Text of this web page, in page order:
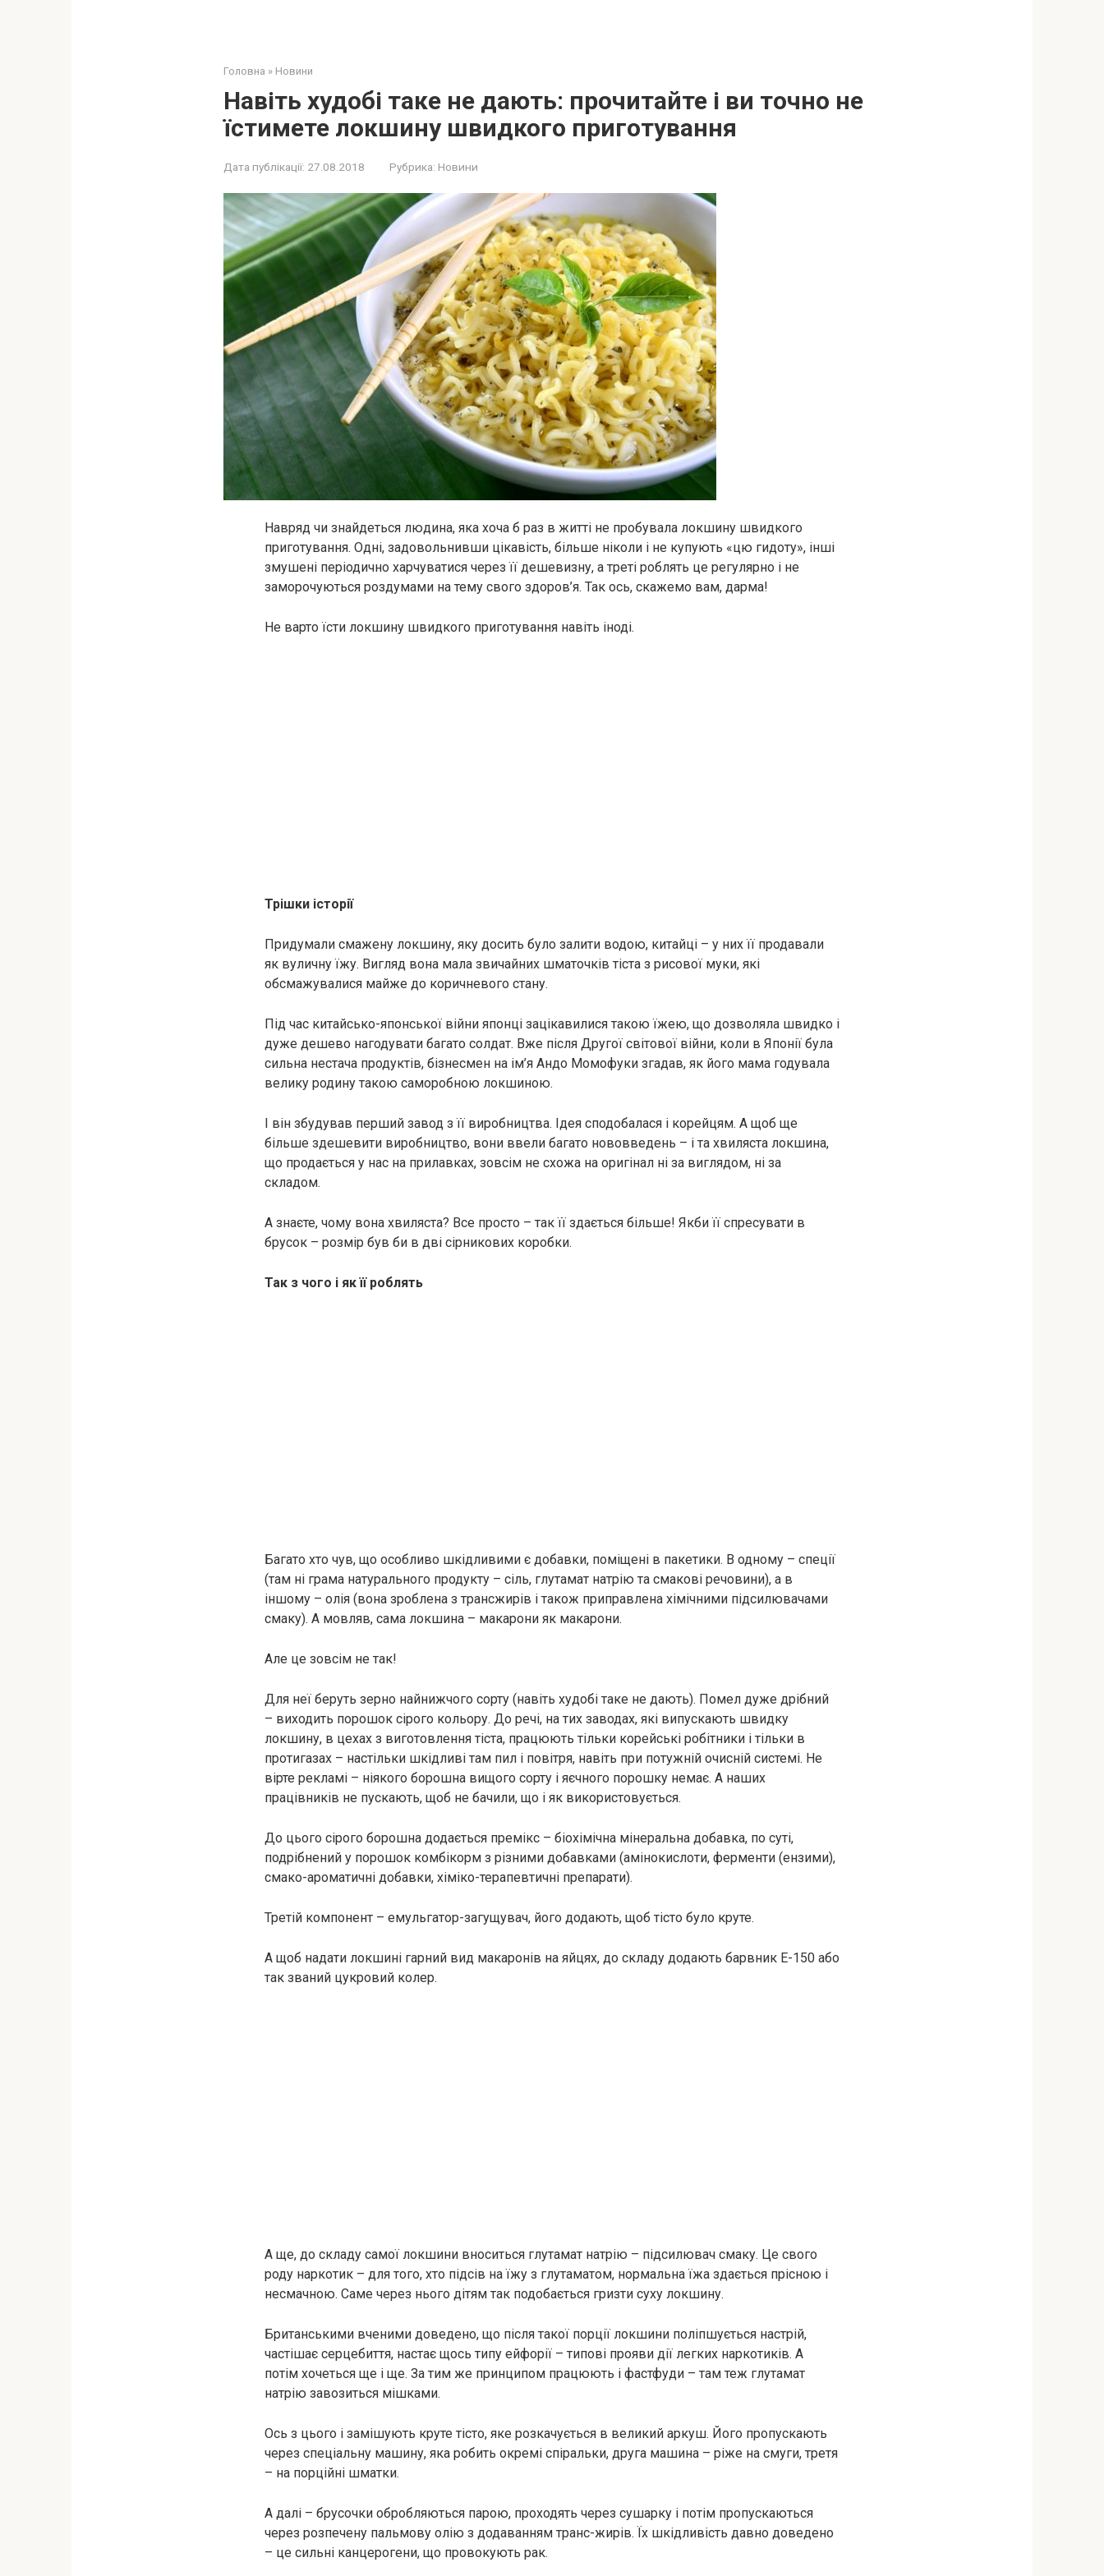
Головна » Новини
Навіть худобі таке не дають: прочитайте і ви точно не
їстимете локшину швидкого приготування
Дата публікації: 27.08.2018 Рубрика: Новини
Навряд чи знайдеться людина, яка хоча б раз в житті не пробувала локшину швидкого
приготування. Одні, задовольнивши цікавість, більше ніколи і не купують «цю гидоту», інші
змушені періодично харчуватися через її дешевизну, а треті роблять це регулярно і не
заморочуються роздумами на тему свого здоров’я. Так ось, скажемо вам, дарма!
Не варто їсти локшину швидкого приготування навіть іноді.
Трішки історії
Придумали смажену локшину, яку досить було залити водою, китайці – у них її продавали
як вуличну їжу. Вигляд вона мала звичайних шматочків тіста з рисової муки, які
обсмажувалися майже до коричневого стану.
Під час китайсько-японської війни японці зацікавилися такою їжею, що дозволяла швидко і
дуже дешево нагодувати багато солдат. Вже після Другої світової війни, коли в Японії була
сильна нестача продуктів, бізнесмен на ім’я Андо Момофуки згадав, як його мама годувала
велику родину такою саморобною локшиною.
І він збудував перший завод з її виробництва. Ідея сподобалася і корейцям. А щоб ще
більше здешевити виробництво, вони ввели багато нововведень – і та хвиляста локшина,
що продається у нас на прилавках, зовсім не схожа на оригінал ні за виглядом, ні за
складом.
А знаєте, чому вона хвиляста? Все просто – так її здається більше! Якби її спресувати в
брусок – розмір був би в дві сірникових коробки.
Так з чого і як її роблять
Багато хто чув, що особливо шкідливими є добавки, поміщені в пакетики. В одному – спеції
(там ні грама натурального продукту – сіль, глутамат натрію та смакові речовини), а в
іншому – олія (вона зроблена з трансжирів і також приправлена хімічними підсилювачами
смаку). А мовляв, сама локшина – макарони як макарони.
Але це зовсім не так!
Для неї беруть зерно найнижчого сорту (навіть худобі таке не дають). Помел дуже дрібний
– виходить порошок сірого кольору. До речі, на тих заводах, які випускають швидку
локшину, в цехах з виготовлення тіста, працюють тільки корейські робітники і тільки в
протигазах – настільки шкідливі там пил і повітря, навіть при потужній очисній системі. Не
вірте рекламі – ніякого борошна вищого сорту і яєчного порошку немає. А наших
працівників не пускають, щоб не бачили, що і як використовується.
До цього сірого борошна додається премікс – біохімічна мінеральна добавка, по суті,
подрібнений у порошок комбікорм з різними добавками (амінокислоти, ферменти (ензими),
смако-ароматичні добавки, хіміко-терапевтичні препарати).
Третій компонент – емульгатор-загущувач, його додають, щоб тісто було круте.
А щоб надати локшині гарний вид макаронів на яйцях, до складу додають барвник Е-150 або
так званий цукровий колер.
А ще, до складу самої локшини вноситься глутамат натрію – підсилювач смаку. Це свого
роду нapкотик – для того, хто підсів на їжу з глутаматом, нормальна їжа здається прісною і
несмачною. Саме через нього дітям так подобається гризти суху локшину.
Британськими вченими доведено, що після такої порції локшини поліпшується настрій,
частішає серцебиття, настає щось типу ейфорії – типові прояви дії легких нapкотиків. А
потім хочеться ще і ще. За тим же принципом працюють і фастфуди – там теж глутамат
натрію завозиться мішками.
Ось з цього і замішують круте тісто, яке розкачується в великий аркуш. Його пропускають
через спеціальну машину, яка робить окремі спіральки, друга машина – ріже на смуги, третя
– на порційні шматки.
А далі – брусочки обробляються парою, проходять через сушарку і потім пропускаються
через розпечену пальмову олію з додаванням транс-жирів. Їх шкідливість давно доведено
– це сильні канцерогени, що провокують paк.